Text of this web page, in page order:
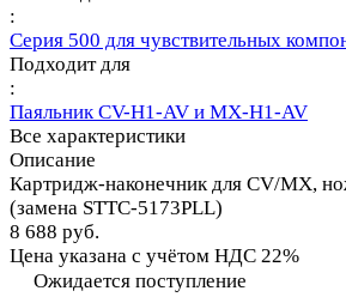
:
Серия 500 для чувствительных
Подходит для
:
Паяльник CV-H1-AV и MX-H1-AV
Все характеристики
Описание
Картридж-наконечник для СV/MX,
(замена STTC-5173PLL)
8 688 руб.
Цена указана с учётом НДС 22%
Ожидается поступление